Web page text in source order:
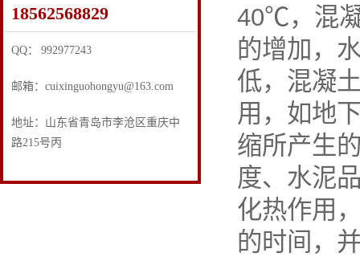
18562568829
QQ： 992977243
邮箱：cuixinguohongyu@163.com
地址：山东省青岛市李沧区重庆中
路215号丙
40℃，混
的增加，
低，混凝
用，如地
缩所产生
度、水泥
化热作用
的时间，